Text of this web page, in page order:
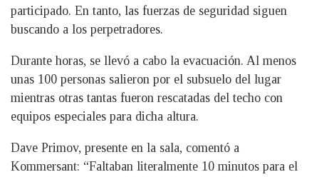
participado. En tanto, las fuerzas de seguridad siguen
buscando a los perpetradores.
Durante horas, se llevó a cabo la evacuación. Al menos
unas 100 personas salieron por el subsuelo del lugar
mientras otras tantas fueron rescatadas del techo con
equipos especiales para dicha altura.
Dave Primov, presente en la sala, comentó a
Kommersant: “Faltaban literalmente 10 minutos para el